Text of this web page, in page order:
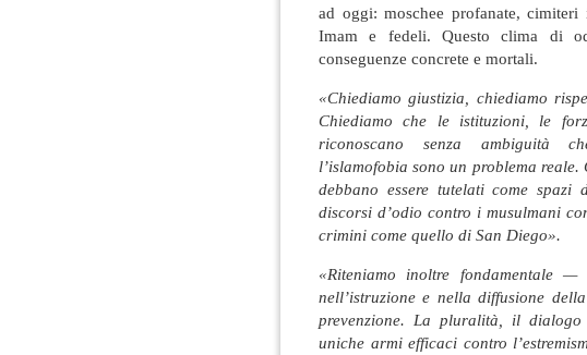
ad oggi: moschee profanate,
Imam e fedeli. Questo clima di
conseguenze concrete e mortali.
«Chiediamo giustizia, chiediamo
Chiediamo che le istituzioni, le
riconoscano senza ambiguità
l’islamofobia sono un problema
debbano essere tutelati come
discorsi d’odio contro i musulmani
crimini come quello di San Diego».
«Riteniamo inoltre fondamentale
nell’istruzione e nella diffusione
prevenzione. La pluralità, il
uniche armi efficaci contro